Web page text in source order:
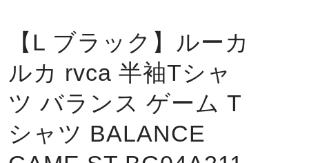
【L ブラック】ルーカ
ルカ rvca 半袖Tシャ
ツ バランス ゲーム T
シャツ BALANCE